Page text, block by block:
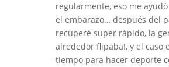
regularmente, eso me
el embarazo… después del
recuperé super rápido, la
alrededor flipaba!, y el caso
tiempo para hacer deporte